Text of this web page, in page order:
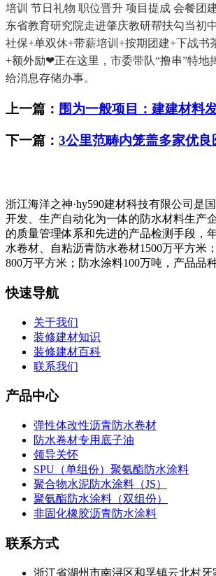
培训 节日礼物 职位晋升 项目提成 会餐团
东省教育研究院走进肇庆教研帮扶勾当初
社保+单双休+带薪培训+按期团建+下战书
+额外励❤正在这里，市委带队“撸串”特地
给消息存储办事。
上一篇： 围为一般项目：建建材料
下一篇： 3公里范畴内笼盖多家优良
浙江海洋之神·hy590建材科技有限公司是
开发、生产自动化为一体的防水材料生产
的质量管理体系和先进的产品检测手段，
水卷材、自粘沥青防水卷材1500万平方米
800万平方米；防水涂料100万吨，产品品种
快速导航
关于我们
装修建材知识
装修建材百科
联系我们
产品中心
弹性体改性沥青防水卷材
防水卷材专用底子油
领导关怀
SPU（单组份）聚氨酯防水涂料
聚合物水泥防水涂料（JS）
聚氨酯防水涂料（双组份）
非固化橡胶沥青防水涂料
联系方式
浙江省湖州市南浔区和孚镇云北村牙